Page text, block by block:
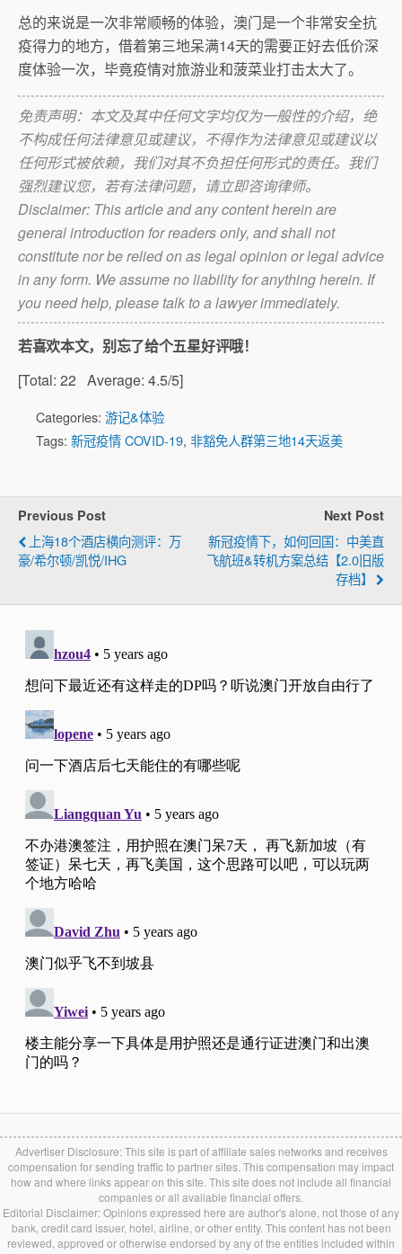
总的来说是一次非常顺畅的体验，澳门是一个非常安全抗
疫得力的地方，借着第三地呆满14天的需要正好去低价深
度体验一次，毕竟疫情对旅游业和菠菜业打击太大了。
免责声明：本文及其中任何文字均仅为一般性的介绍，绝
不构成任何法律意见或建议，不得作为法律意见或建议以
任何形式被依赖，我们对其不负担任何形式的责任。我们
强烈建议您，若有法律问题，请立即咨询律师。
Disclaimer: This article and any content herein are
general introduction for readers only, and shall not
constitute nor be relied on as legal opinion or legal advice
in any form. We assume no liability for anything herein. If
you need help, please talk to a lawyer immediately.
若喜欢本文，别忘了给个五星好评哦！
[Total: 22 Average: 4.5/5]
Categories: 游记&体验
Tags: 新冠疫情 COVID-19, 非豁免人群第三地14天返美
Previous Post
上海18个酒店横向测评：万
豪/希尔顿/凯悦/IHG
Next Post
新冠疫情下，如何回国：中美直
飞航班&转机方案总结【2.0旧版
存档】
Advertiser Disclosure: This site is part of affiliate sales networks and receives
compensation for sending traffic to partner sites. This compensation may impact
how and where links appear on this site. This site does not include all financial
companies or all available financial offers.
Editorial Disclaimer: Opinions expressed here are author's alone, not those of any
bank, credit card issuer, hotel, airline, or other entity. This content has not been
reviewed, approved or otherwise endorsed by any of the entities included within